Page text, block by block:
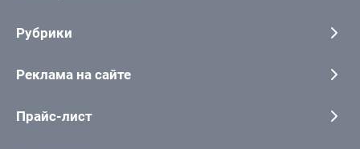
Рубрики
Реклама на сайте
Прайс-лист